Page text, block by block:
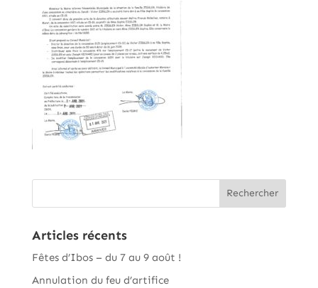
Articles récents
Fêtes d’Ibos – du 7 au 9 août !
Annulation du feu d’artifice